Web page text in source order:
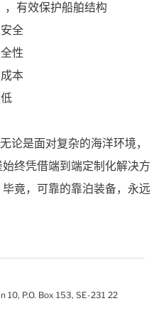
有效保护船舶结构
全
性
本
论是面对复杂的海洋环境，
终凭借端到端定制化解决方
竟，可靠的靠泊装备，永远
10, P.O. Box 153, SE-231 22